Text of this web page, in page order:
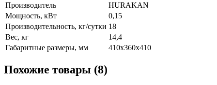
Производитель
HURAKAN
Мощность, кВт
0,15
Производительность, кг/сутки 18
Вес, кг
14,4
Габаритные размеры, мм
410х360х410
Похожие товары (8)